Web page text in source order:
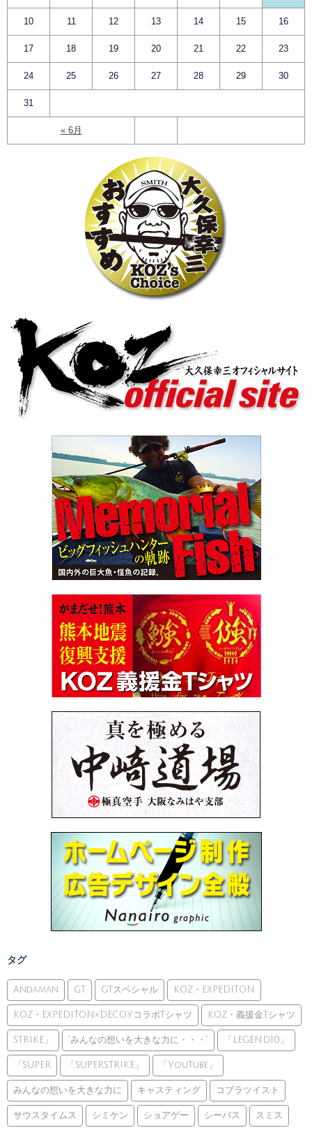
« 6月
10 11 12 13 14 15 16
17 18 19 20 21 22 23
24 25 26 27 28 29 30
31
タグ
Andaman GT GTスペシャル KOZ・EXPEDITON
KOZ・EXPEDITON×DECOYコラボTシャツ KOZ・義援金Tシャツ
STRIKE」 ”みんなの想いを大きな力に・・・” 「LEGEND10」
「SUPER 「SUPERSTRIKE」 「YouTube」
みんなの想いを大きな力に キャスティング コブラツイスト
サウスタイムス シミケン ショアゲー シーバス スミス